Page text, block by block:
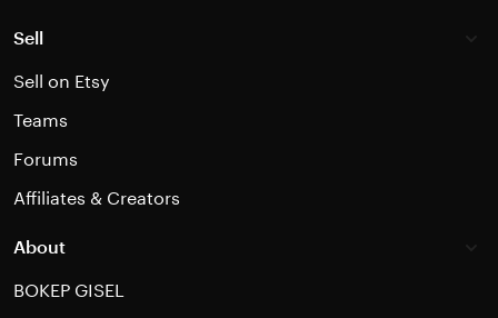
Sell
Sell on Etsy
Teams
Forums
Affiliates & Creators
About
BOKEP GISEL